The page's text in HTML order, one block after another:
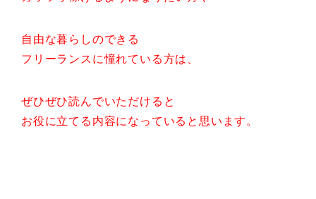
自由な暮らしのできる
フリーランスに憧れている方は、
ぜひぜひ読んでいただけると
お役に立てる内容になっていると思います。